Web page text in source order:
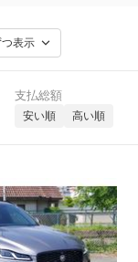
支払総額
安い順 高い順